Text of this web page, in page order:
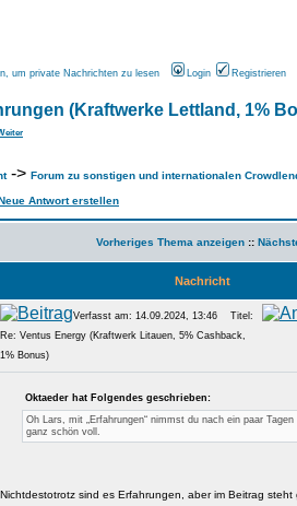
um private Nachrichten zu lesen Login Registrieren
(Kraftwerke Lettland, 1%
-> Forum zu sonstigen und internationalen
Vorheriges Thema anzeigen ::
Nachricht
Verfasst am: 14.09.2024, 13:46
Titel:
Re: Ventus Energy (Kraftwerk Litauen, 5% Cashback,
1% Bonus)
Oktaeder hat Folgendes geschrieben:
Oh Lars, mit „Erfahrungen“ nimmst du nach ein paar
ganz schön voll.
Nichtdestotrotz sind es Erfahrungen, aber im Beitrag steht